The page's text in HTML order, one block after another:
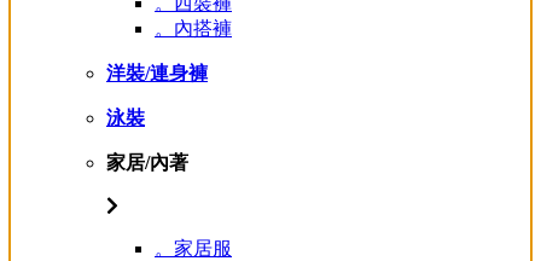
。內搭褲
洋裝/連身褲
泳裝
家居/內著
。家居服